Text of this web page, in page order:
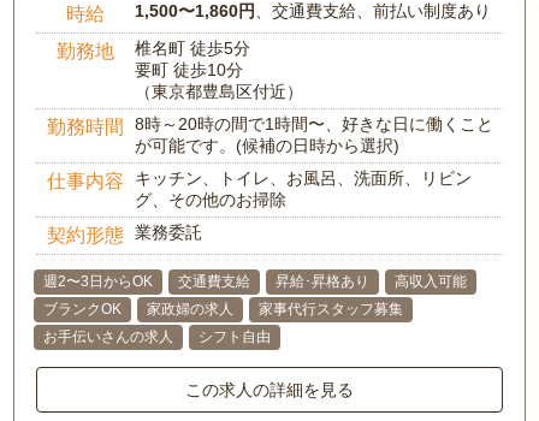
時給 1,500〜1,860円、交通費支給、前払い制度あり
勤務地
椎名町 徒歩5分
要町 徒歩10分
（東京都豊島区付近）
勤務時間
8時～20時の間で1時間〜、好きな日に働くこと
が可能です。(候補の日時から選択)
仕事内容
キッチン、トイレ、お風呂、洗面所、リビン
グ、その他のお掃除
契約形態 業務委託
週2〜3日からOK 交通費支給 昇給･昇格あり
高収入可能
ブランクOK
家政婦の求人
家事代行スタッフ募集
お手伝いさんの求人
シフト自由
この求人の詳細を見る